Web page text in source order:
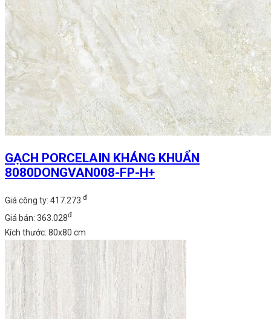
GẠCH PORCELAIN KHÁNG KHUẨN
8080DONGVAN008-FP-H+
Giá công ty: 417.273 đ
Giá bán: 363.028đ
Kích thước: 80x80 cm